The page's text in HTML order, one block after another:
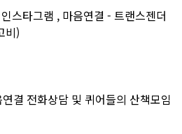
스타그램 , 마음연결 - 트랜스젠더
비)
결 전화상담 및 퀴어들의 산책모임